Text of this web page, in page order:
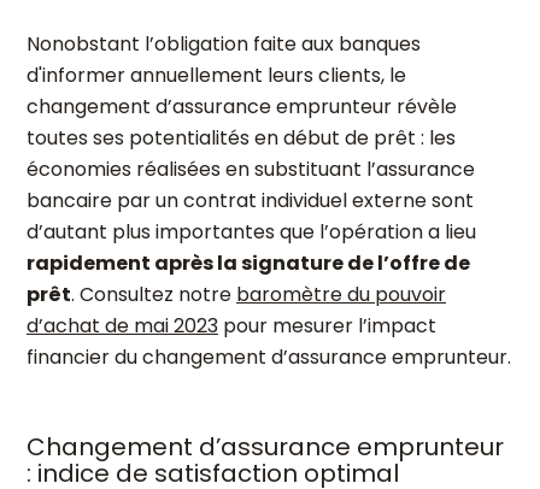
Nonobstant l’obligation faite aux banques
d'informer annuellement leurs clients, le
changement d’assurance emprunteur révèle
toutes ses potentialités en début de prêt : les
économies réalisées en substituant l’assurance
bancaire par un contrat individuel externe sont
d’autant plus importantes que l’opération a lieu
rapidement après la signature de l’offre de
prêt. Consultez notre baromètre du pouvoir
d’achat de mai 2023 pour mesurer l’impact
financier du changement d’assurance emprunteur.
Changement d’assurance emprunteur
: indice de satisfaction optimal